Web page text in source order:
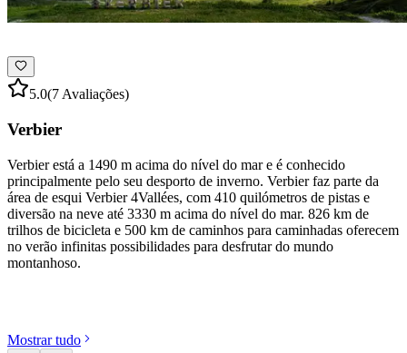
5.0(7 Avaliações)
Verbier
Verbier está a 1490 m acima do nível do mar e é conhecido
principalmente pelo seu desporto de inverno. Verbier faz parte da
área de esqui Verbier 4Vallées, com 410 quilómetros de pistas e
diversão na neve até 3330 m acima do nível do mar. 826 km de
trilhos de bicicleta e 500 km de caminhos para caminhadas oferecem
no verão infinitas possibilidades para desfrutar do mundo
montanhoso.
Mostrar tudo